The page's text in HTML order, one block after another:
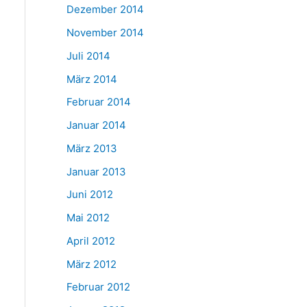
Dezember 2014
November 2014
Juli 2014
März 2014
Februar 2014
Januar 2014
März 2013
Januar 2013
Juni 2012
Mai 2012
April 2012
März 2012
Februar 2012